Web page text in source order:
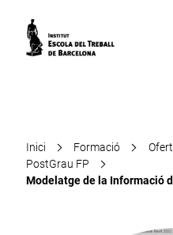
Inici Formació
PostGrau FP
Modelatge de la Informació